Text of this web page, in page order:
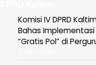
Komisi IV DPRD
Bahas
“Gratis Pol” di